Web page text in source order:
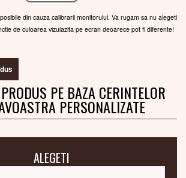
din cauza calibrarii monitorului. Va rugam sa nu alegeti
de culoarea vizulazita pe ecran deoarece pot fi diferente!
PE BAZA CERINTELOR
PERSONALIZATE
ALEGETI